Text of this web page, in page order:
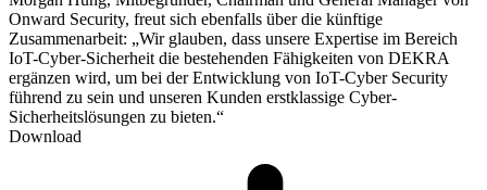
Onward Security, freut sich ebenfalls über die künftige
Zusammenarbeit: „Wir glauben, dass unsere Expertise im Bereich
IoT-Cyber-Sicherheit die bestehenden Fähigkeiten von DEKRA
ergänzen wird, um bei der Entwicklung von IoT-Cyber Security
führend zu sein und unseren Kunden erstklassige Cyber-
Sicherheitslösungen zu bieten.“
Download